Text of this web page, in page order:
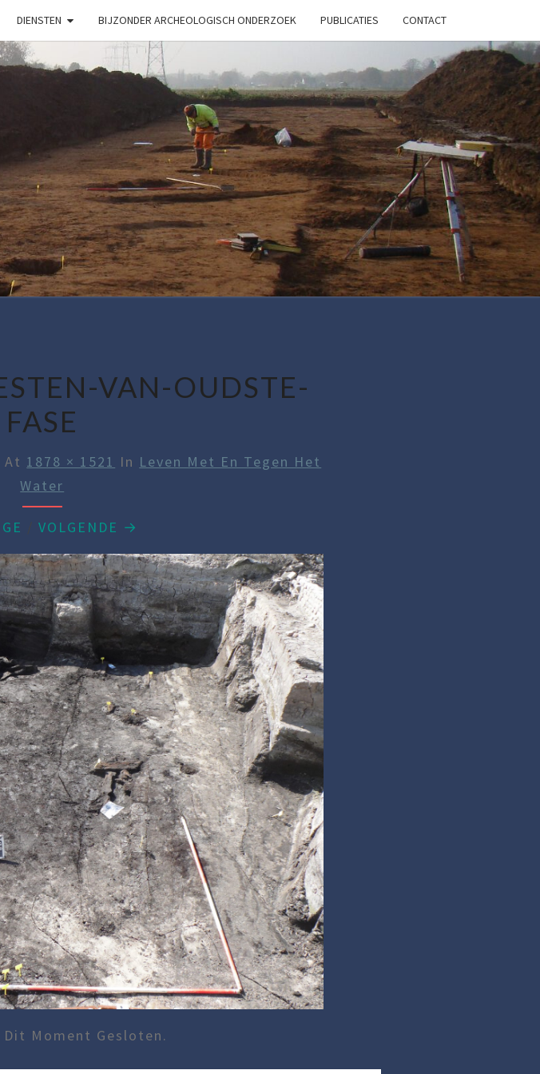
DIENSTEN BIJZONDER ARCHEOLOGISCH ONDERZOEK PUBLICATIES CONTACT
SOB
RESEARCH
VAN-OUDSTE-
FASE
At 1878 × 1521 In Leven Met En Tegen Het
Water
/ VOLGENDE →
Moment Gesloten.